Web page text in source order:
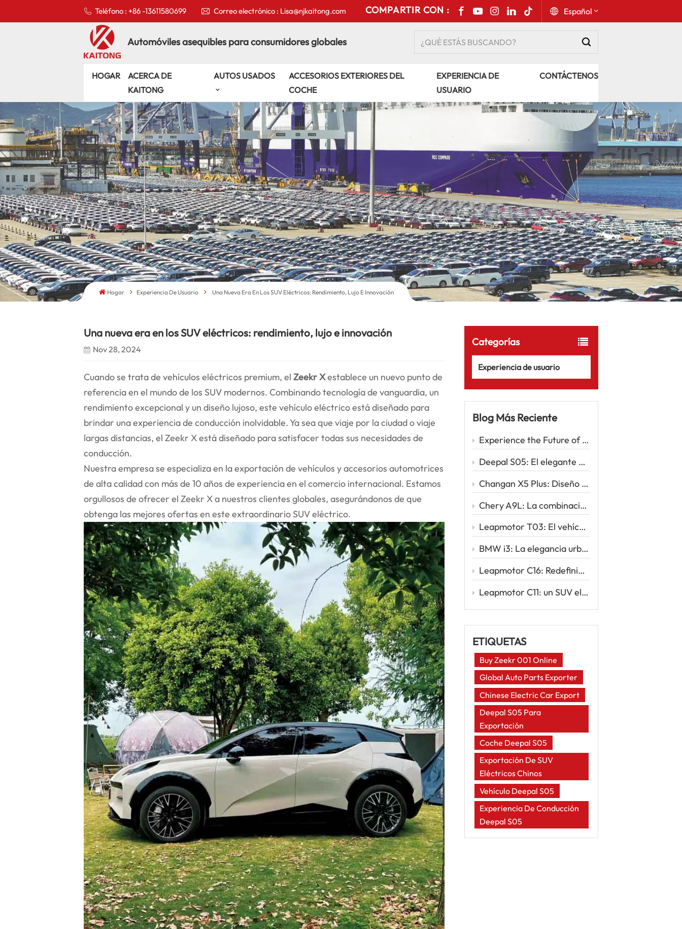
Teléfono : +86 -13611580699 Correo electrónico : Lisa@njkaitong.com COMPARTIR CON : Español
Русский
Español
Português
عربي
kiswahili
Automóviles asequibles para consumidores globales
HOGAR
ACERCA DE
KAITONG
AUTOS USADOS
ACCESORIOS EXTERIORES DEL
COCHE
EXPERIENCIA DE
USUARIO
CONTÁCTENOS
Hogar Experiencia De Usuario Una Nueva Era En Los SUV Eléctricos: Rendimiento, Lujo E Innovación
Categorías
Experiencia de usuario
Blog Más Reciente
Experience the Future of Driving with the Zeekr 001 – A Luxury EV Redefining Performance and Comfort Car
Deepal S05: El elegante SUV eléctrico que redefine la movilidad inteligente
Changan X5 Plus: Diseño deportivo, conducción potente, valor excepcional
Chery A9L: La combinación perfecta de sofisticación y rendimiento
Leapmotor T03: El vehículo eléctrico urbano inteligente para tu primer viaje eléctrico
BMW i3: La elegancia urbana se une a la innovación eléctrica
Leapmotor C16: Redefiniendo los viajes familiares con la potencia inteligente de los vehículos eléctricos
Leapmotor C11: un SUV eléctrico inteligente para la nueva era de la conducción
ETIQUETAS
Buy Zeekr 001 Online
Global Auto Parts Exporter
Chinese Electric Car Export
Deepal S05 Para
Exportación
Coche Deepal S05
Exportación De SUV
Eléctricos Chinos
Vehículo Deepal S05
Experiencia De Conducción
Deepal S05
Una nueva era en los SUV eléctricos: rendimiento, lujo e innovación
Nov 28, 2024
Cuando se trata de vehículos eléctricos premium, el Zeekr Xestablece un nuevo punto de
referencia en el mundo de los SUV modernos. Combinando tecnología de vanguardia, un
rendimiento excepcional y un diseño lujoso, este vehículo eléctrico está diseñado para
brindar una experiencia de conducción inolvidable. Ya sea que viaje por la ciudad o viaje
largas distancias, el Zeekr X está diseñado para satisfacer todas sus necesidades de
conducción.
Nuestra empresa se especializa en la exportación de vehículos y accesorios automotrices
de alta calidad con más de 10 años de experiencia en el comercio internacional. Estamos
orgullosos de ofrecer el Zeekr X a nuestros clientes globales, asegurándonos de que
obtenga las mejores ofertas en este extraordinario SUV eléctrico.